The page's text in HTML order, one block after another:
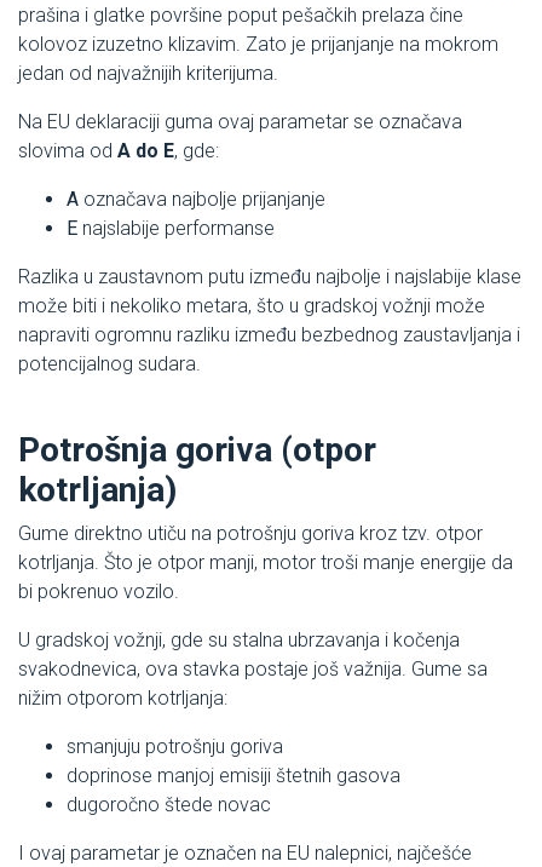
prašina i glatke površine poput pešačkih prelaza čine
kolovoz izuzetno klizavim. Zato je prijanjanje na mokrom
jedan od najvažnijih kriterijuma.
Na EU deklaraciji guma ovaj parametar se označava
slovima od A do E, gde:
A označava najbolje prijanjanje
E najslabije performanse
Razlika u zaustavnom putu između najbolje i najslabije klase
može biti i nekoliko metara, što u gradskoj vožnji može
napraviti ogromnu razliku između bezbednog zaustavljanja i
potencijalnog sudara.
Potrošnja goriva (otpor
kotrljanja)
Gume direktno utiču na potrošnju goriva kroz tzv. otpor
kotrljanja. Što je otpor manji, motor troši manje energije da
bi pokrenuo vozilo.
U gradskoj vožnji, gde su stalna ubrzavanja i kočenja
svakodnevica, ova stavka postaje još važnija. Gume sa
nižim otporom kotrljanja:
smanjuju potrošnju goriva
doprinose manjoj emisiji štetnih gasova
dugoročno štede novac
I ovaj parametar je označen na EU nalepnici, najčešće